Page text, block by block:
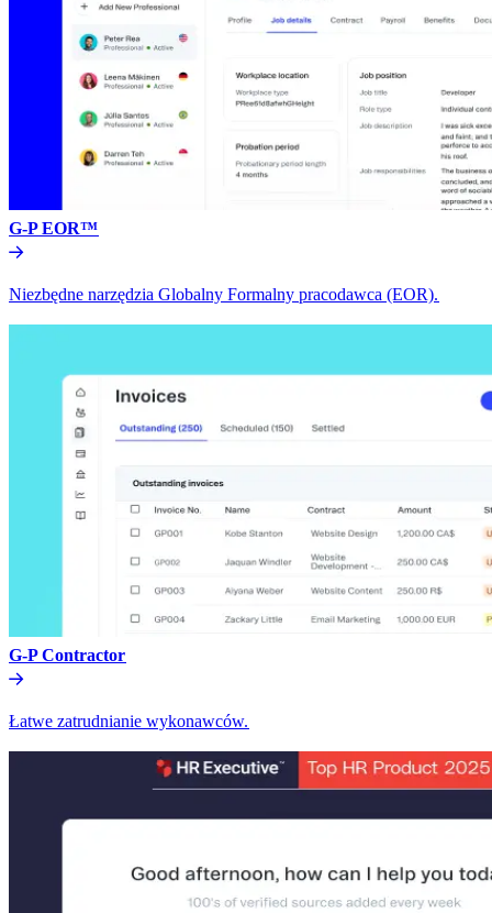
G-P EOR™​​
Niezbędne narzędzia Globalny Formalny pracodawca (EOR).​​
G-P Contractor​​
Łatwe zatrudnianie wykonawców.​​